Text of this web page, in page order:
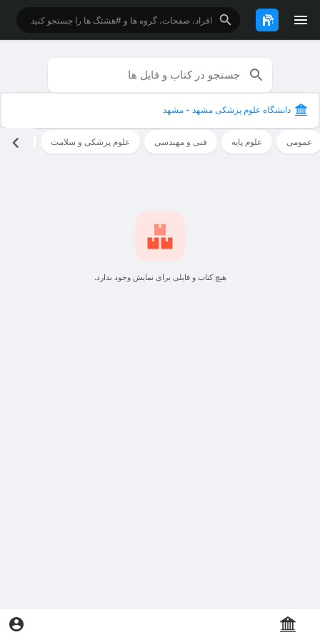
دانشگاه علوم پزشکی مشهد - مشهد
عمومی علوم پایه فنی و مهندسی علوم پزشکی و سلامت علوم
هیچ کتاب و فایلی برای نمایش وجود ندارد.